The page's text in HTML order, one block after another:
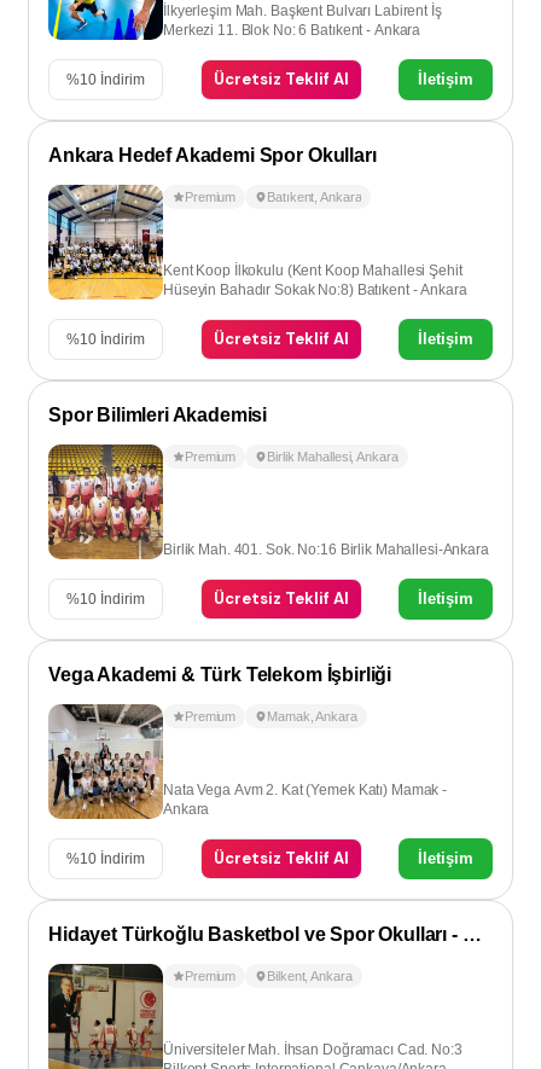
İlkyerleşim Mah. Başkent Bulvarı Labirent İş
Merkezi 11. Blok No: 6 Batıkent - Ankara
%10 İndirim Ücretsiz Teklif Al İletişim
Ankara Hedef Akademi Spor Okulları
Premium Batıkent ,Ankara
Kent Koop İlkokulu (Kent Koop Mahallesi Şehit
Hüseyin Bahadır Sokak No:8) Batıkent - Ankara
%10 İndirim Ücretsiz Teklif Al İletişim
Spor Bilimleri Akademisi
Premium Birlik Mahallesi,Ankara
Birlik Mah. 401. Sok. No:16 Birlik Mahallesi-Ankara
%10 İndirim Ücretsiz Teklif Al İletişim
Vega Akademi & Türk Telekom İşbirliği
Premium Mamak ,Ankara
Nata Vega Avm 2. Kat (Yemek Katı) Mamak -
Ankara
%10 İndirim Ücretsiz Teklif Al İletişim
Hidayet Türkoğlu Basketbol ve Spor Okulları - Bilkent
Premium Bilkent,Ankara
Üniversiteler Mah. İhsan Doğramacı Cad. No:3